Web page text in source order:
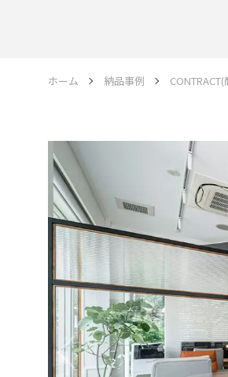
ホーム 納品事例